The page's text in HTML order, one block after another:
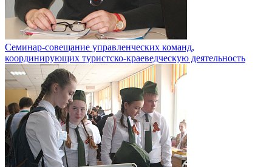
Семинар-совещание управленческих команд,
координирующих туристско-краеведческую деятельность